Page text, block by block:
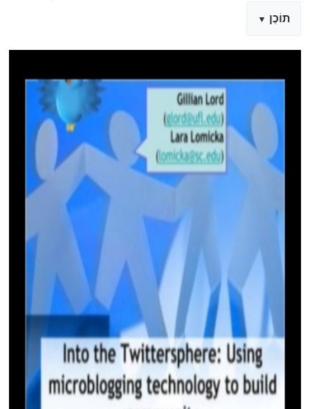
תוֹכֶן